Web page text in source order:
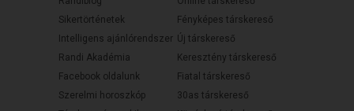
Sikertörténetek
Intelligens ajánlórendszer
Randi Akadémia
Facebook oldalunk
Szerelmi horoszkóp
Fényképes társkereső
Új társkereső
Keresztény társkereső
Fiatal társkereső
30as társkereső